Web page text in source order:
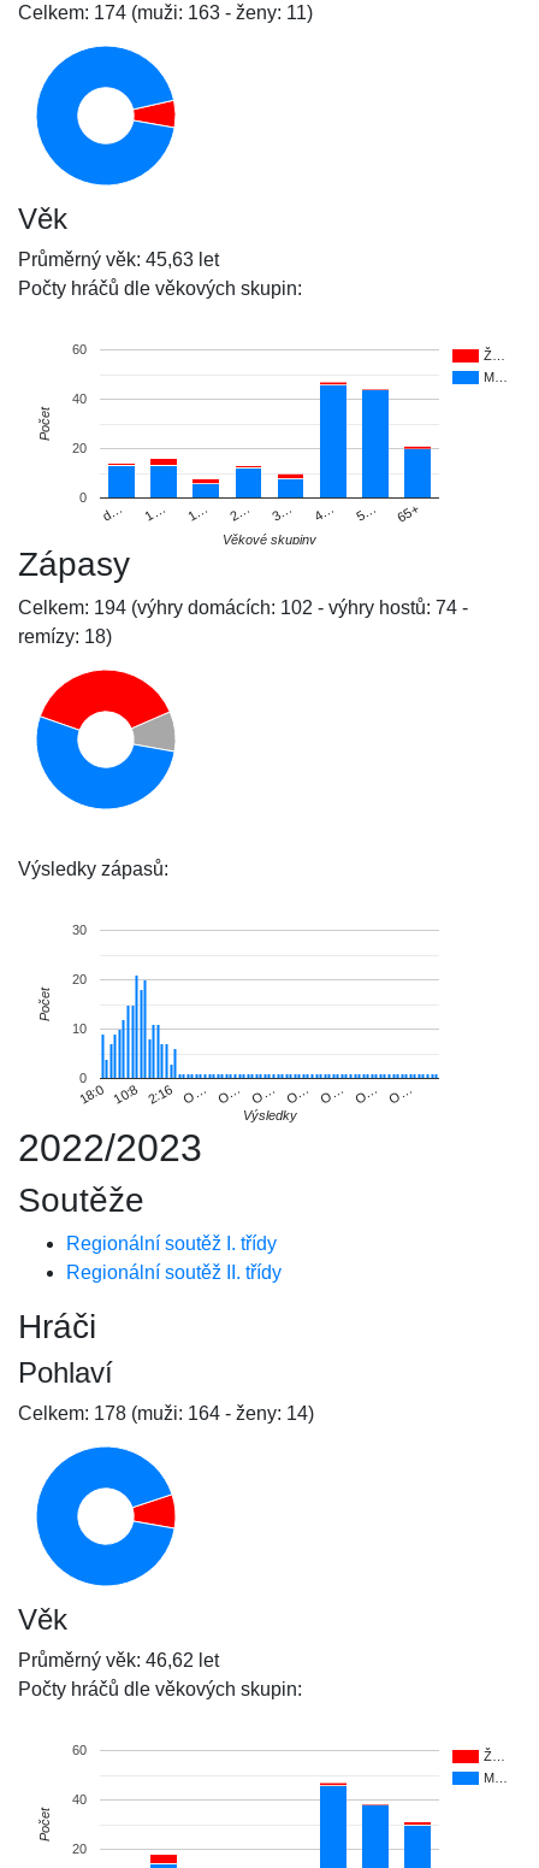
Celkem: 174 (muži: 163 - ženy: 11)
Věk
Průměrný věk: 45,63 let
Počty hráčů dle věkových skupin:
Ž…
M…
d… 1… 1… 2… 3… 4… 5… 65+
0
20
40
60
Věkové skupiny
Počet
Zápasy
Celkem: 194 (výhry domácích: 102 - výhry hostů: 74 -
remízy: 18)
Výsledky zápasů:
18:0 10:8 2:16 O… O… O… O… O… O… O…
0
10
20
30
Výsledky
Počet
2022/2023
Soutěže
Regionální soutěž I. třídy
Regionální soutěž II. třídy
Hráči
Pohlaví
Celkem: 178 (muži: 164 - ženy: 14)
Věk
Průměrný věk: 46,62 let
Počty hráčů dle věkových skupin:
Ž…
M…
20
40
60
Počet